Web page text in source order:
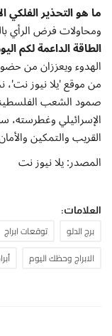
ما هو التحذير الفلكي
ومحاولات فرض الرأي
الطاقة الداعمة لكم
الهدوء ويعززان من
من موقع 'يلا نيوز نت'،
صمود الشعب
الإسرائيلي وغطرسته،
القريب والتمكين
المصدر: يلا نيوز نت
العلامات:
برج الدلو توقعات ابراج
الابراج وحظك اليوم